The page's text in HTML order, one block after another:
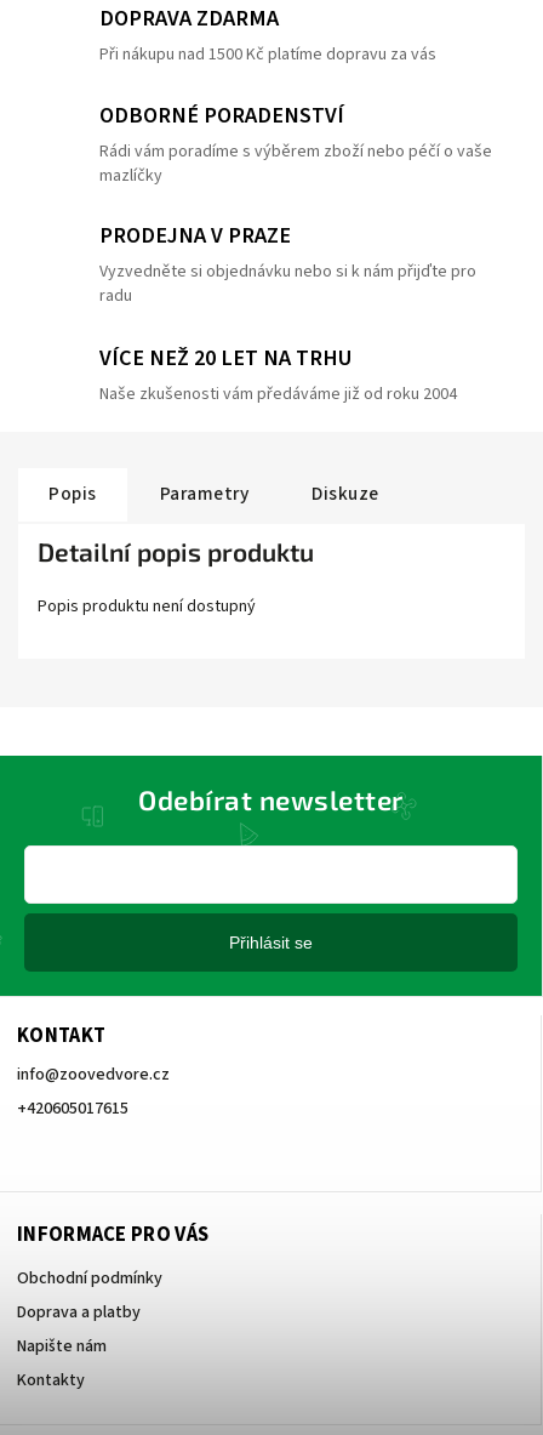
DOPRAVA ZDARMA
Při nákupu nad 1500 Kč platíme dopravu za vás
ODBORNÉ PORADENSTVÍ
Rádi vám poradíme s výběrem zboží nebo péčí o vaše
mazlíčky
PRODEJNA V PRAZE
Vyzvedněte si objednávku nebo si k nám přijďte pro
radu
VÍCE NEŽ 20 LET NA TRHU
Naše zkušenosti vám předáváme již od roku 2004
Popis Parametry Diskuze
Detailní popis produktu
Popis produktu není dostupný
KONTAKT
info@zoovedvore.cz
+420605017615
INFORMACE PRO VÁS
Obchodní podmínky
Doprava a platby
Napište nám
Kontakty
Odebírat newsletter
Přihlásit se